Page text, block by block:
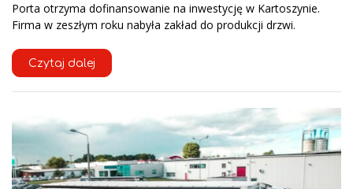
Porta otrzyma dofinansowanie na inwestycję w Kartoszynie.
Firma w zeszłym roku nabyła zakład do produkcji drzwi.
Czytaj dalej